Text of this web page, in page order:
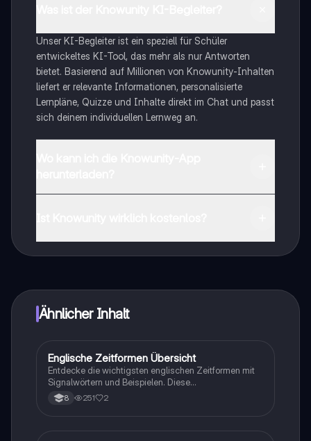
Unser KI-Begleiter ist ein speziell für Schüler
entwickeltes KI-Tool, das mehr als nur Antworten
bietet. Basierend auf Millionen von Knowunity-Inhalten
liefert er relevante Informationen, personalisierte
Lernpläne, Quizze und Inhalte direkt im Chat und passt
sich deinem individuellen Lernweg an.
Ähnlicher Inhalt
Englisch
Englische Zeitformen Übersicht
Entdecke die wichtigsten englischen Zeitformen mit
Signalwörtern und Beispielen. Diese
Zusammenfassung behandelt Präsens,
Vergangenheit und Zukunft, einschließlich Present
8 251 2